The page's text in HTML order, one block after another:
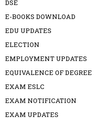
DSE
E-BOOKS DOWNLOAD
EDU UPDATES
ELECTION
EMPLOYMENT UPDATES
EQUIVALENCE OF DEGREE
EXAM ESLC
EXAM NOTIFICATION
EXAM UPDATES